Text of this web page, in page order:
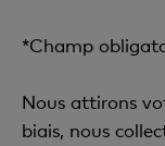
*Champ
Nous attirons
biais, nous